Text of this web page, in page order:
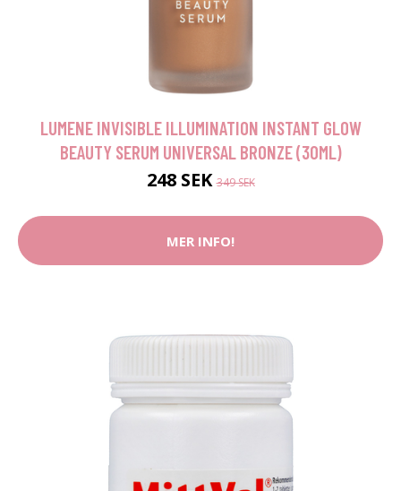
LUMENE INVISIBLE ILLUMINATION INSTANT GLOW
BEAUTY SERUM UNIVERSAL BRONZE (30ML)
248 SEK349 SEK
MER INFO!